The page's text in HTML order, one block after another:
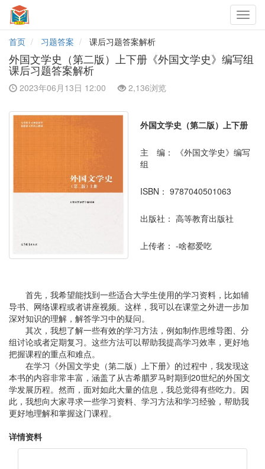
首页
习题答案 课后习题答案解析
外国文学史（第二版）上下册《外国文学史》编写组
课后习题答案解析
2023年06月13日 12:00 2,136浏览
外国文学史（第二版）上下册
主 编：
《外国文学史》编写
组
ISBN： 9787040501063
出版社： 高等教育出版社
上传者： -啥都爱吃
首先，我希望能找到一些适合大学生使用的学习资料，比如辅
导书、网络课程或者讲座视频。这样，我可以在课堂之外进一步加
深对知识的理解，解答学习中的疑问。
其次，我想了解一些有效的学习方法，例如制作思维导图、分
组讨论或者定期复习。这些方法可以帮助我提高学习效率，更好地
把握课程的重点和难点。
在学习《外国文学史（第二版）上下册》的过程中，我发现这
本书的内容非常丰富，涵盖了从古希腊罗马时期到20世纪的外国文
学发展历程。然而，面对如此大量的信息，我总觉得有些吃力。因
此，我想向大家寻求一些学习资料、学习方法和学习经验，帮助我
更好地理解和掌握这门课程。
详情资料